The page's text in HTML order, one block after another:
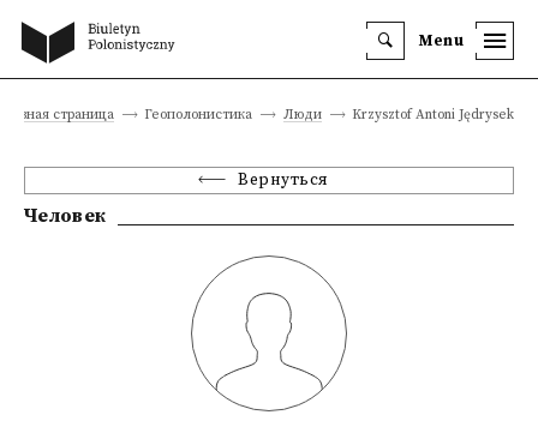
Menu
страница Геополонистика Люди Krzysztof Antoni Jędrysek
Вернуться
Человек